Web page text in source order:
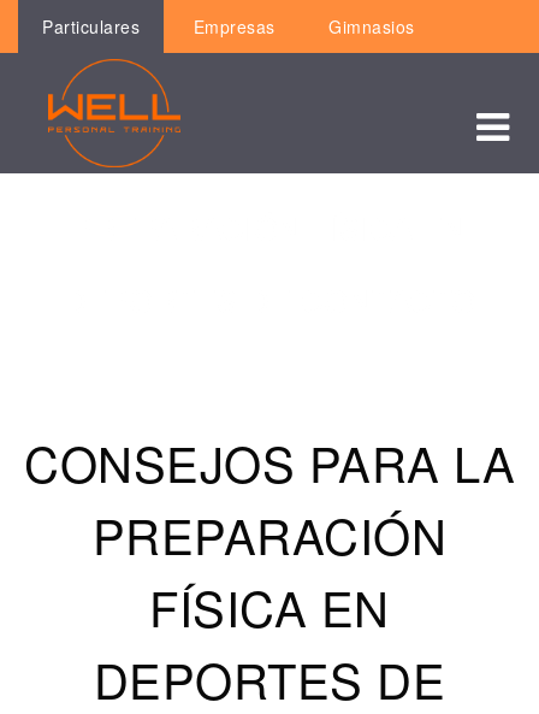
Particulares Empresas Gimnasios
CONSEJOS PARA LA
PREPARACIÓN
FÍSICA EN
DEPORTES DE